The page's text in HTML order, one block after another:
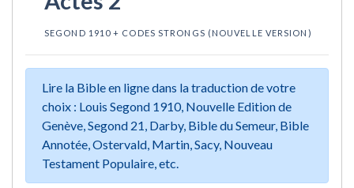
SEGOND 1910 + CODES STRONGS (NOUVELLE VERSION)
Lire la Bible en ligne dans la traduction de votre
choix : Louis Segond 1910, Nouvelle Edition de
Genève, Segond 21, Darby, Bible du Semeur, Bible
Annotée, Ostervald, Martin, Sacy, Nouveau
Testament Populaire, etc.